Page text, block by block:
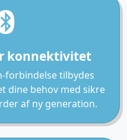
konnektivitet
forbindelse tilbydes
dine behov med sikre
af ny generation.